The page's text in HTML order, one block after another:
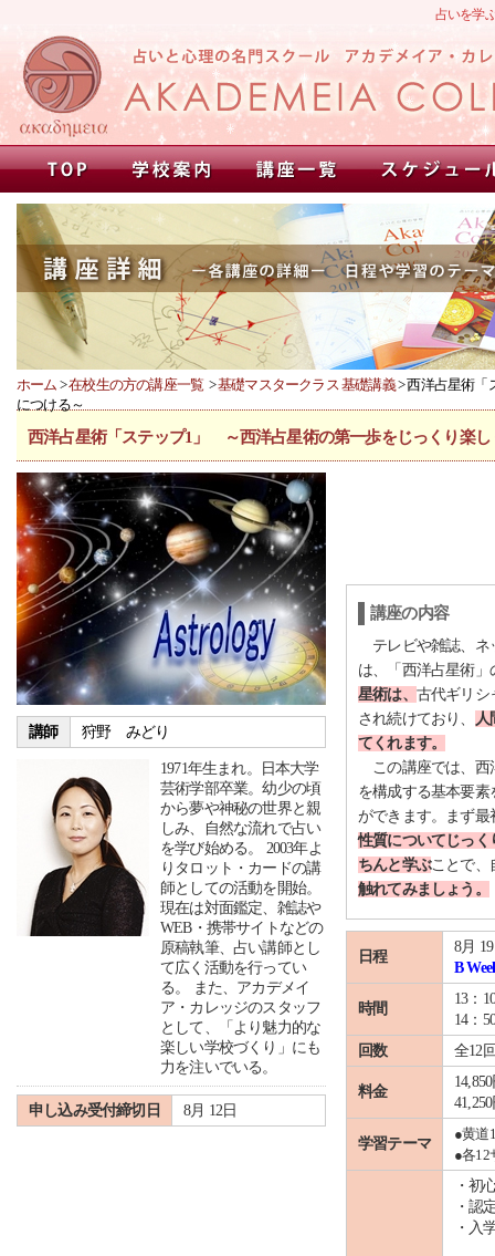
占いを学
ホーム >在校生の方の講座一覧 >基礎マスタークラス 基礎講義> 西洋占星術「
につける～
西洋占星術「ステップ1」 ～西洋占星術の第一歩をじっくり楽し
講師 狩野 みどり
1971年生まれ。日本大学
芸術学部卒業。幼少の頃
から夢や神秘の世界と親
しみ、自然な流れで占い
を学び始める。 2003年よ
りタロット・カードの講
師としての活動を開始。
現在は対面鑑定、雑誌や
WEB・携帯サイトなどの
原稿執筆、占い講師とし
て広く活動を行ってい
る。 また、アカデメイ
ア・カレッジのスタッフ
として、「より魅力的な
楽しい学校づくり」にも
力を注いでいる。
申し込み受付締切日 8月 12日
講座の内容
テレビや雑誌、ネ
は、「西洋占星術
星術は、 古代ギリシ
され続けており、
人
てくれます。
この講座では、西
を構成する基本要
ができます。まず最
性質についてじっく
ちんと学ぶことで、
触れてみましょう。
日程
8月
B
時間
13：
14：
回数
全12
料金
学習テーマ
●黄道
●各12
・初
・認
・入